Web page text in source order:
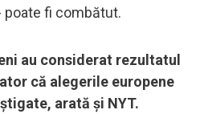
fi combătut.
au considerat rezultatul
că alegerile europene
arată și NYT.